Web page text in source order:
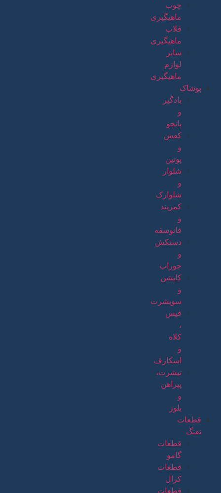
چوب
ماهیگیری
قلاب
ماهیگیری
سایر
لوازم
ماهیگیری
پوشاک
بادگیر
و
پانچو
کفش
و
پوتین
شلوار
و
شلوارک
کمربند
و
فانوسقه
دستکش
و
جوراب
کاپشن
و
سویشرت
فیس
،
کلاه
و
اسکارف
تیشرت،
پیراهن
و
بلوز
قطعات
تفنگ
قطعات
گامو
قطعات
کرال
قطعات